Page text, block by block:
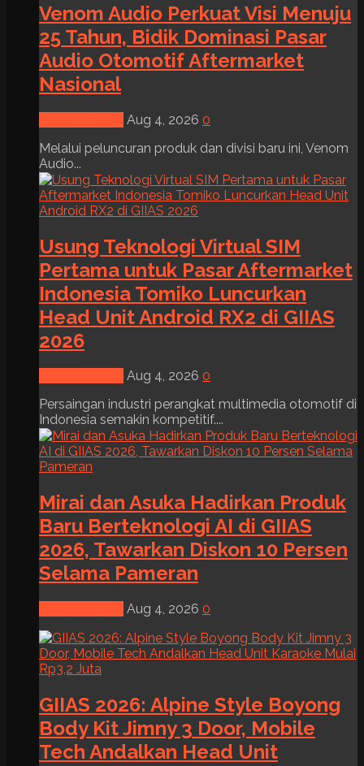
Venom Audio Perkuat Visi Menuju
25 Tahun, Bidik Dominasi Pasar
Audio Otomotif Aftermarket
Nasional
Aug 4, 2026 0
Melalui peluncuran produk dan divisi baru ini, Venom
Audio...
Usung Teknologi Virtual SIM
Pertama untuk Pasar Aftermarket
Indonesia Tomiko Luncurkan
Head Unit Android RX2 di GIIAS
2026
Aug 4, 2026 0
Persaingan industri perangkat multimedia otomotif di
Indonesia semakin kompetitif....
Mirai dan Asuka Hadirkan Produk
Baru Berteknologi AI di GIIAS
2026, Tawarkan Diskon 10 Persen
Selama Pameran
Aug 4, 2026 0
GIIAS 2026: Alpine Style Boyong
Body Kit Jimny 3 Door, Mobile
Tech Andalkan Head Unit